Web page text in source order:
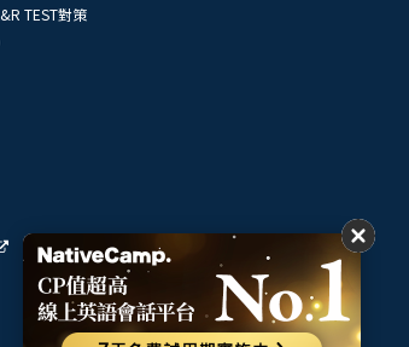
TEST對策
我們的展望